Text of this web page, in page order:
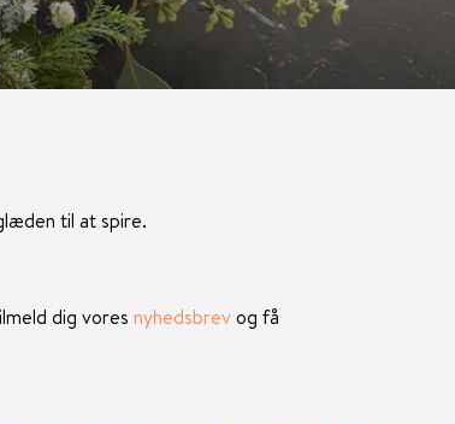
til at spire.
dig vores nyhedsbrevog få